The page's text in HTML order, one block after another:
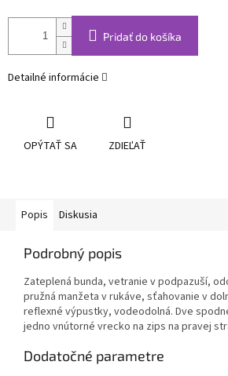
Pridať do košíka
Detailné informácie
OPÝTAŤ SA ZDIEĽAŤ
Popis Diskusia
Podrobný popis
Zateplená bunda, vetranie v podpazuší,
pružná manžeta v rukáve, sťahovanie v
reflexné výpustky, vodeodolná. Dve
jedno vnútorné vrecko na zips na pravej
Dodatočné parametre